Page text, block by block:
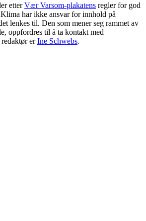
etter Vær Varsom-plakatens regler for god
har ikke ansvar for innhold på
lenkes til. Den som mener seg rammet av
oppfordres til å ta kontakt med
er Ine Schwebs.